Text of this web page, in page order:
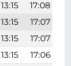
13:15 17:08
13:15 17:07
13:15 17:07
13:15 17:06